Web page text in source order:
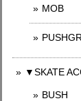
MOB
▼SKATE
BUSH